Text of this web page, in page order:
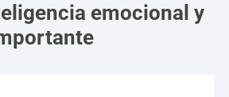
emocional y